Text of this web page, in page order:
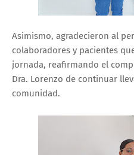
Asimismo, agradecieron al
colaboradores y pacientes
jornada, reafirmando el
Dra. Lorenzo de continuar
comunidad.